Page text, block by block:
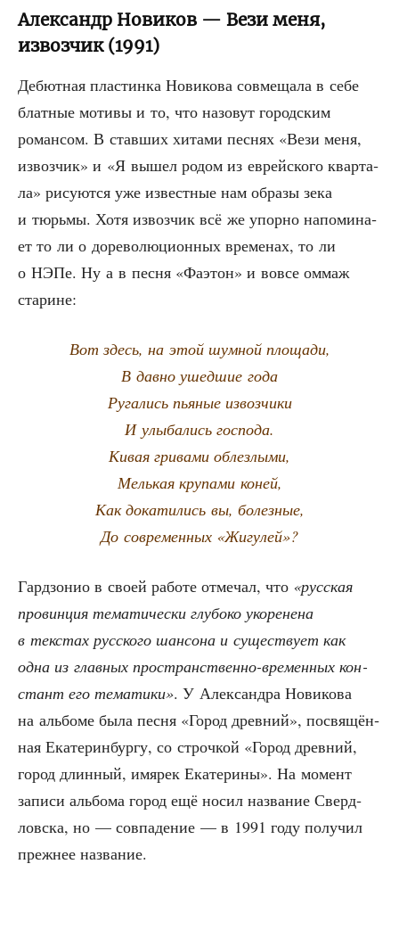
Александр Новиков — Вези меня,
извозчик (1991)
Дебют­ная пла­стин­ка Нови­ко­ва сов­ме­ща­ла в себе
блат­ные моти­вы и то, что назо­вут город­ским
роман­сом. В став­ших хита­ми пес­нях «Вези меня,
извоз­чик» и «Я вышел родом из еврей­ско­го квар­та­
ла» рису­ют­ся уже извест­ные нам обра­зы зека
и тюрь­мы. Хотя извоз­чик всё же упор­но напо­ми­на­
ет то ли о доре­во­лю­ци­он­ных вре­ме­нах, то ли
о НЭПе. Ну а в пес­ня «Фаэ­тон» и вовсе оммаж
старине:
Вот здесь, на этой шум­ной площади,
В дав­но ушед­шие года
Руга­лись пья­ные извозчики
И улы­ба­лись господа.
Кивая гри­ва­ми облезлыми,
Мель­кая кру­па­ми коней,
Как дока­ти­лись вы, болезные,
До совре­мен­ных «Жигу­лей»?
Гард­зо­нио в сво­ей рабо­те отме­чал, что «рус­ская
про­вин­ция тема­ти­че­ски глу­бо­ко уко­ре­не­на
в текстах рус­ско­го шан­со­на и суще­ству­ет как
одна из глав­ных про­стран­ствен­но-вре­мен­ных кон­
стант его тема­ти­ки». У Алек­сандра Нови­ко­ва
на аль­бо­ме была пес­ня «Город древ­ний», посвя­щён­
ная Ека­те­рин­бур­гу, со строч­кой «Город древ­ний,
город длин­ный, имя­рек Ека­те­ри­ны». На момент
запи­си аль­бо­ма город ещё носил назва­ние Сверд­
лов­ска, но — сов­па­де­ние — в 1991 году полу­чил
преж­нее название.